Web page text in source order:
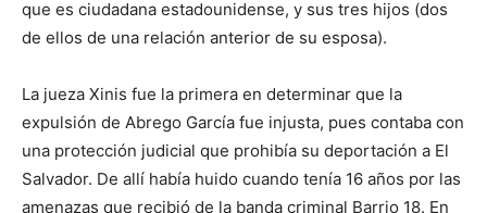
que es ciudadana estadounidense, y sus tres hijos (dos
de ellos de una relación anterior de su esposa).
La jueza Xinis fue la primera en determinar que la
expulsión de Abrego García fue injusta, pues contaba con
una protección judicial que prohibía su deportación a El
Salvador. De allí había huido cuando tenía 16 años por las
amenazas que recibió de la banda criminal Barrio 18. En